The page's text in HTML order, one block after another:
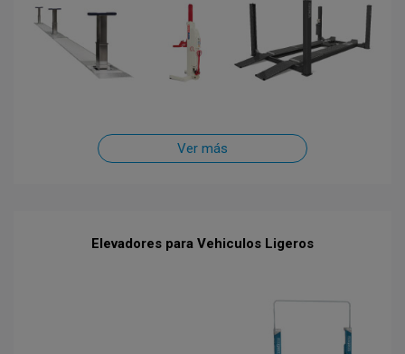
Ver más
Elevadores para Vehiculos Ligeros